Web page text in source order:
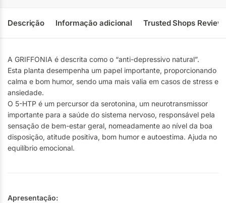
Descrição Informação adicional Trusted Shops
A GRIFFONIA é descrita como o “anti-depressivo natural”.
Esta planta desempenha um papel importante, proporcionando
calma e bom humor, sendo uma mais valia em casos de stress e
ansiedade.
O 5-HTP é um percursor da serotonina, um neurotransmissor
importante para a saúde do sistema nervoso, responsável pela
sensação de bem-estar geral, nomeadamente ao nível da boa
disposição, atitude positiva, bom humor e autoestima. Ajuda no
equilíbrio emocional.
Apresentação: